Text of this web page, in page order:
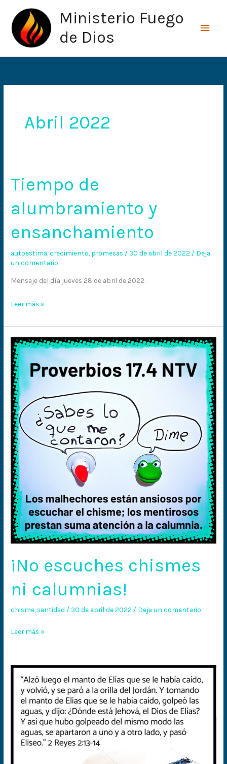
contenido
Ministerio Fuego
de Dios
Abril 2022
Tiempo de
alumbramiento y
ensanchamiento
autoestima ,crecimiento promesas / 30 de abril de 2022 / Deja
un comentario
Mensaje del día jueves 28 de abril de 2022.
Tiempo
de
alumbramiento
y
ensanchamiento
Leer más »
¡No escuches chismes
ni calumnias!
chisme, santidad / 30 de abril de 2022 / Deja un comentario
¡No
escuches
chismes
ni
calumnias!
Leer más »
¿Quién
está
dispuesto
tomar
manto?